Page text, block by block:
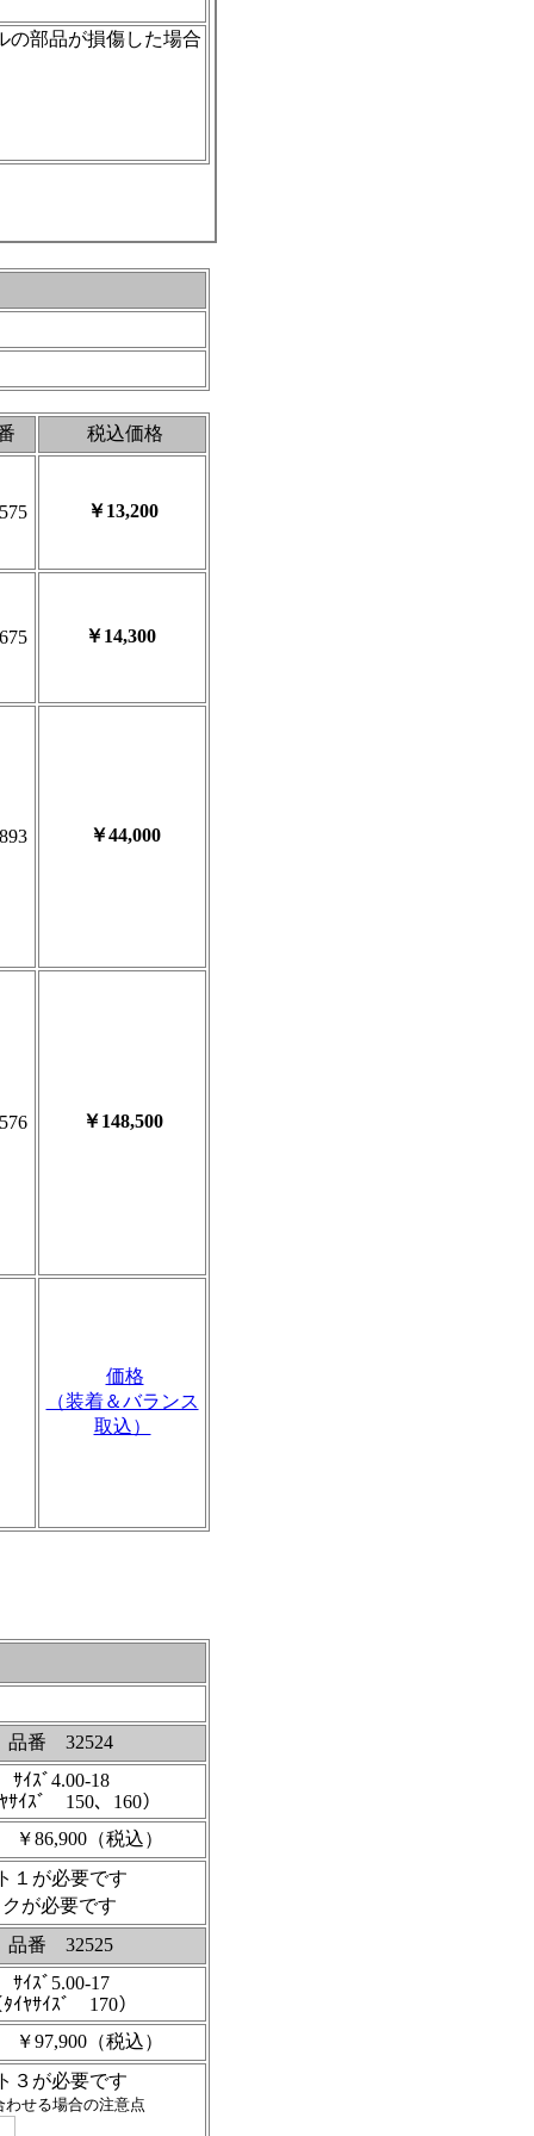
の部品が損傷した場合
税込価格
￥13,200
￥14,300
￥44,000
￥148,500
価格
（装着＆バランス
取込）
品番 32524
ｻｲｽﾞ4.00-18
ｻｲｽﾞ 150、160）
86,900（税込）
１が必要です
が必要です
品番 32525
ｻｲｽﾞ5.00-17
ｲﾔｻｲｽﾞ 170）
97,900（税込）
３が必要です
せる場合の注意点